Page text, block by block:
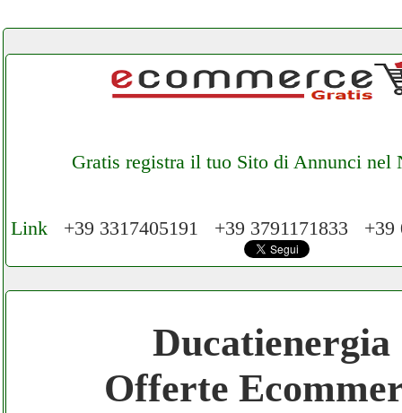
Gratis registra il tuo Sito di Annunci nel
Cerchiamo Collaboratori per Lavoro nel
€ Mese
Gratis registra il tuo Ecommerce nel
Link+39 3317405191 +39 3791171833
Ducatienergia
Offerte